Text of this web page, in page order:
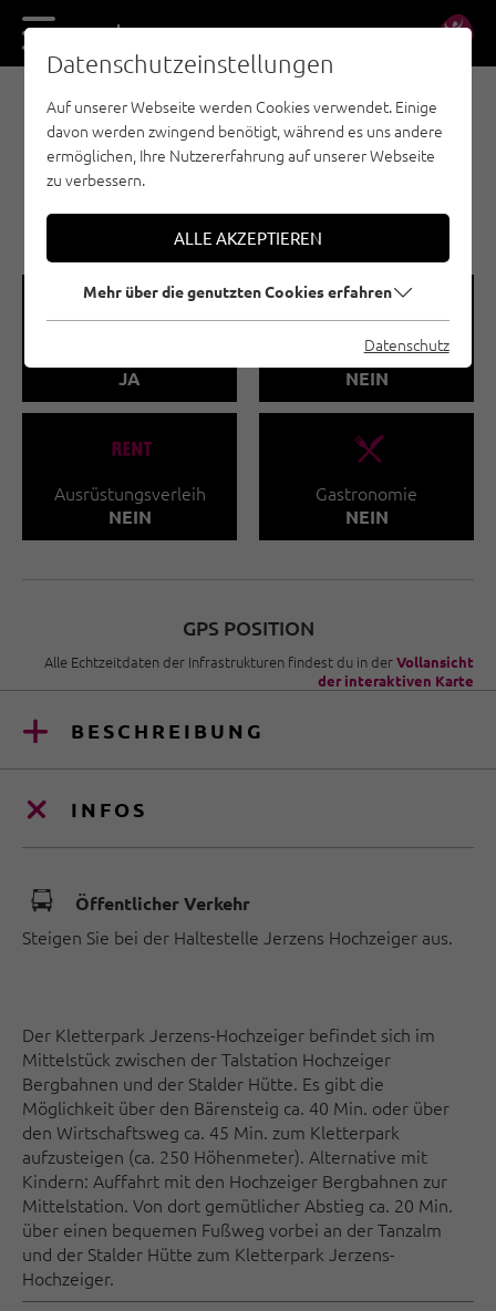
DE EN
KLETTERPARKS / HOCHSEILGÄRTEN - PITZTAL
KLETTERPARK PITZI'S
FELSEN JERZENS-
HOCHZEIGER
🐡
JA
🧀
Klettershop
NEIN
🐔
Ausrüstungsverleih
NEIN
🌆
Gastronomie
NEIN
GPS POSITION
Alle Echtzeitdaten der Infrastrukturen findest du in derVollansicht
der interaktiven Karte
BESCHREIBUNG
INFOS
🕞 Öffentlicher Verkehr
Steigen Sie bei der Haltestelle Jerzens Hochzeiger aus.
Der Kletterpark Jerzens-Hochzeiger befindet sich im
Mittelstück zwischen der Talstation Hochzeiger
Bergbahnen und der Stalder Hütte. Es gibt die
Möglichkeit über den Bärensteig ca. 40 Min. oder über
den Wirtschaftsweg ca. 45 Min. zum Kletterpark
aufzusteigen (ca. 250 Höhenmeter). Alternative mit
Kindern: Auffahrt mit den Hochzeiger Bergbahnen zur
Mittelstation. Von dort gemütlicher Abstieg ca. 20 Min.
über einen bequemen Fußweg vorbei an der Tanzalm
und der Stalder Hütte zum Kletterpark Jerzens-
Hochzeiger.
Datenschutzeinstellungen
Auf unserer Webseite werden Cookies verwendet. Einige
davon werden zwingend benötigt, während es uns andere
ermöglichen, Ihre Nutzererfahrung auf unserer Webseite
zu verbessern.
ALLE AKZEPTIEREN
Mehr über die genutzten Cookies erfahren
Datenschutz